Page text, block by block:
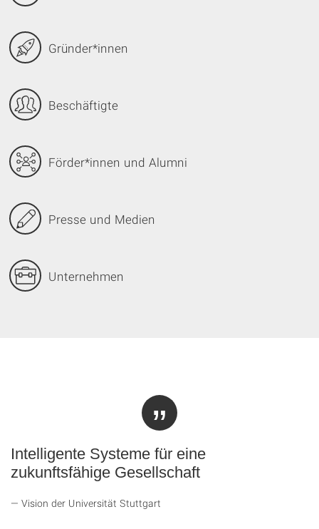
Gründer*innen
Beschäftigte
Förder*innen und Alumni
Presse und Medien
Unternehmen
Intelligente Systeme für eine
zukunftsfähige Gesellschaft
Vision der Universität Stuttgart